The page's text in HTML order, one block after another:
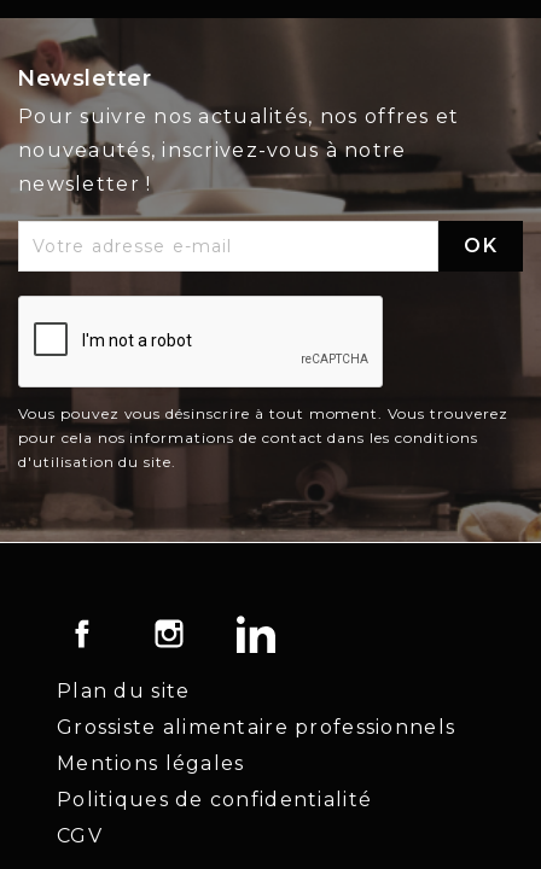
Newsletter
Pour suivre nos actualités, nos offres et
nouveautés, inscrivez-vous à notre
newsletter !
Vous pouvez vous désinscrire à tout moment. Vous trouverez
pour cela nos informations de contact dans les conditions
d'utilisation du site.
Facebook Instagram
Plan du site
Grossiste alimentaire professionnels
Mentions légales
Politiques de confidentialité
CGV